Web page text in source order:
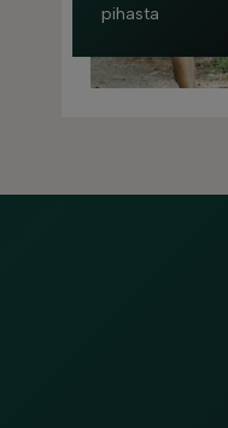
pihasta